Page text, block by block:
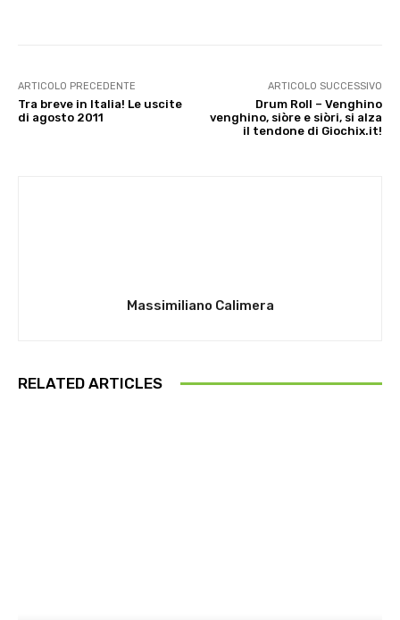
ARTICOLO PRECEDENTE
Tra breve in Italia! Le uscite
di agosto 2011
ARTICOLO SUCCESSIVO
Drum Roll – Venghino
venghino, siòre e siòri, si alza
il tendone di Giochix.it!
Massimiliano Calimera
RELATED ARTICLES